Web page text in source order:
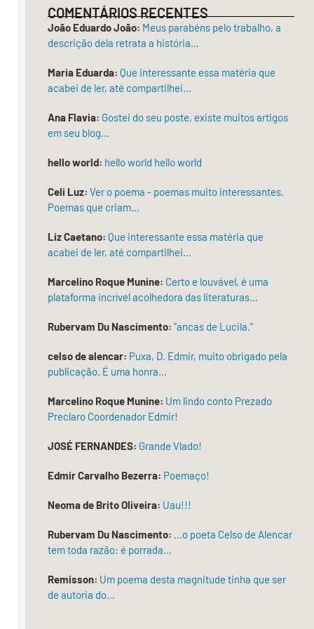
Em
português,
arte
implícita
explícita)
no
significado
do
“literatura”,
como
figura
em
qualquer
dicionário,
que
associar-
“artística”
COMENTÁRIOS RECENTES
João Eduardo João: Meus parabéns pelo trabalho, a
descrição dela retrata a história…
Maria Eduarda: Que interessante essa matéria que
acabei de ler, até compartilhei…
Ana Flavia: Gostei do seu poste, existe muitos artigos
em seu blog…
hello world: hello world hello world
Celi Luz: Ver o poema - poemas muito interessantes.
Poemas que criam…
Liz Caetano: Que interessante essa matéria que
acabei de ler, até compartilhei…
Marcelino Roque Munine: Certo e louvável, é uma
plataforma incrível acolhedora das literaturas…
Rubervam Du Nascimento: "ancas de Lucila."
celso de alencar: Puxa, D. Edmir, muito obrigado pela
publicação. É uma honra…
Marcelino Roque Munine: Um lindo conto Prezado
Preclaro Coordenador Edmir!
JOSÉ FERNANDES: Grande Vlado!
Edmir Carvalho Bezerra: Poemaço!
Neoma de Brito Oliveira: Uau!!!
Rubervam Du Nascimento: ...o poeta Celso de Alencar
tem toda razão: é porrada…
Remisson: Um poema desta magnitude tinha que ser
de autoria do…